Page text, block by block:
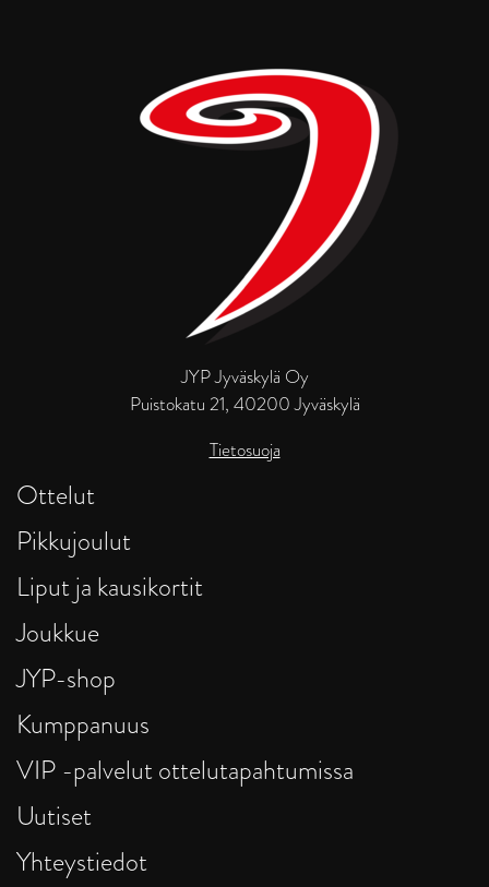
JYP Jyväskylä Oy
Puistokatu 21, 40200 Jyväskylä
Tietosuoja
Ottelut
Pikkujoulut
Liput ja kausikortit
Joukkue
JYP-shop
Kumppanuus
VIP -palvelut ottelutapahtumissa
Uutiset
Yhteystiedot